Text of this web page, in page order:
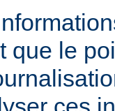
que le